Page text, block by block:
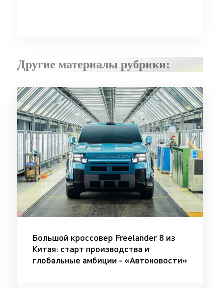
Другие материалы рубрики:
Большой кроссовер Freelander 8 из
Китая: старт производства и
глобальные амбиции - «Автоновости»